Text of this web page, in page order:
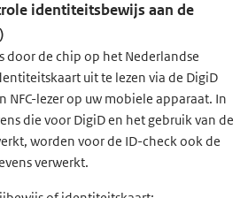
identiteitsbewijs aan de
door de chip op het Nederlandse
uit te lezen via de DigiD
NFC-lezer op uw mobiele apparaat. In
die voor DigiD en het gebruik van de
worden voor de ID-check ook de
verwerkt.